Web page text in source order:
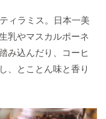
ィラミス。日本一美
乳やマスカルポーネ
み込んだり、コーヒ
、とことん味と香り